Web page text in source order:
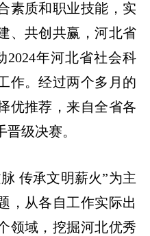
素质和职业技能，实
、共创共赢，河北省
2024年河北省社会科
作。经过两个多月的
优推荐，来自全省各
级决赛。
传承文明薪火”为主
，从各自工作实际出
领域，挖掘河北优秀